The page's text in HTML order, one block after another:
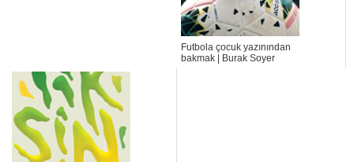
Futbola çocuk yazınından
bakmak | Burak Soyer